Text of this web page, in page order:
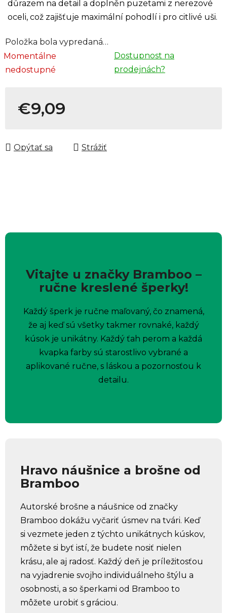
důrazem na detail a doplněn puzetami z nerezové
oceli, což zajišťuje maximální pohodlí i pro citlivé uši.
Položka bola vypredaná…
Momentálne
nedostupné
Dostupnost na
prodejnách?
€9,09
Opýtať sa Strážiť
Vitajte u značky Bramboo –
ručne kreslené šperky!
Každý šperk je ručne maľovaný, čo znamená,
že aj keď sú všetky takmer rovnaké, každý
kúsok je unikátny. Každý ťah perom a každá
kvapka farby sú starostlivo vybrané a
aplikované ručne, s láskou a pozornosťou k
detailu.
Hravo náušnice a brošne od
Bramboo
Autorské brošne a náušnice od značky
Bramboo dokážu vyčariť úsmev na tvári. Keď
si vezmete jeden z týchto unikátnych kúskov,
môžete si byť istí, že budete nosiť nielen
krásu, ale aj radosť. Každý deň je príležitosťou
na vyjadrenie svojho individuálneho štýlu a
osobnosti, a so šperkami od Bramboo to
môžete urobiť s gráciou.